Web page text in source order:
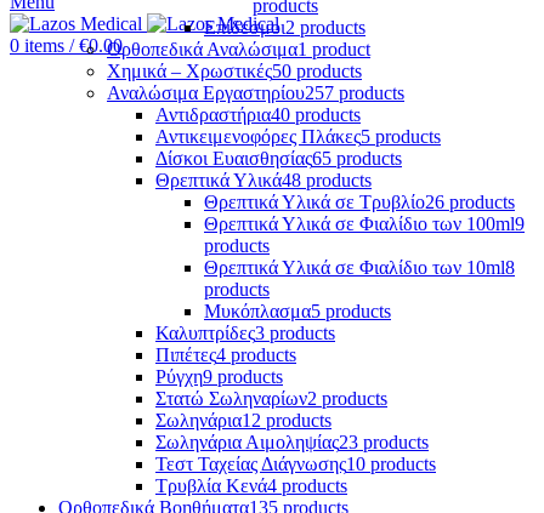
0 items / €0.00
products
Επίδεσμοι2 products
Ορθοπεδικά Αναλώσιμα1 product
Χημικά – Χρωστικές50 products
Αναλώσιμα Εργαστηρίου257 products
Αντιδραστήρια40 products
Αντικειμενοφόρες Πλάκες5 products
Δίσκοι Ευαισθησίας65 products
Θρεπτικά Υλικά48 products
Θρεπτικά Υλικά σε Τρυβλίο26 products
Θρεπτικά Υλικά σε Φιαλίδιο των 100ml9
products
Θρεπτικά Υλικά σε Φιαλίδιο των 10ml8
products
Μυκόπλασμα5 products
Καλυπτρίδες3 products
Πιπέτες4 products
Ρύγχη9 products
Στατώ Σωληναρίων2 products
Σωληνάρια12 products
Σωληνάρια Αιμοληψίας23 products
Τεστ Ταχείας Διάγνωσης10 products
Τρυβλία Κενά4 products
Ορθοπεδικά Βοηθήματα135 products